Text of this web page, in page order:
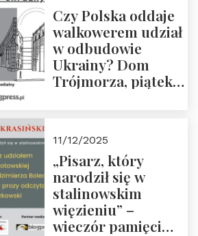
Zapraszamy!
Czy Polska oddaje
walkowerem udział
w odbudowie
Ukrainy? Dom
Trójmorza, piątek
11/12/2025
„Pisarz, który
narodził się w
stalinowskim
więzieniu” –
wieczór pamięci